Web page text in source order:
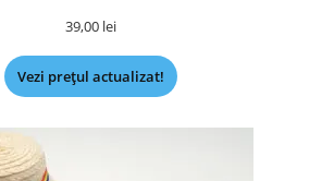
39,00 lei
Vezi prețul actualizat!